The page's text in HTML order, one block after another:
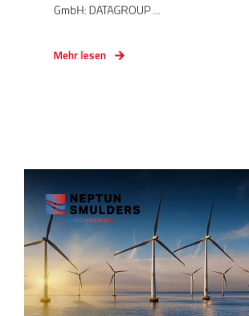
GmbH: DATAGROUP ...
Mehr lesen